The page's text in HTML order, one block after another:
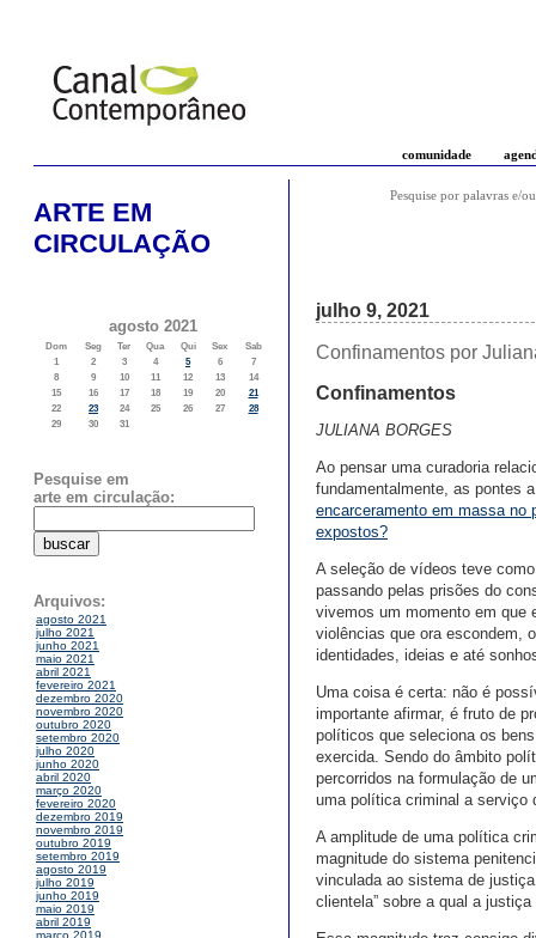
comunidade
ARTE EM
CIRCULAÇÃO
agosto 2021
Dom Seg Ter Qua Qui Sex
Sab
1
2 3 4 5 6
7
8
9 10 11 12 13
14
15
16 17 18 19 20
21
22
23 24 25 26 27
28
29
30 31
Pesquise em
arte em circulação:
Arquivos:
agosto 2021
julho 2021
junho 2021
maio 2021
abril 2021
fevereiro 2021
dezembro 2020
novembro 2020
outubro 2020
setembro 2020
julho 2020
junho 2020
abril 2020
março 2020
fevereiro 2020
dezembro 2019
novembro 2019
outubro 2019
setembro 2019
agosto 2019
julho 2019
junho 2019
maio 2019
abril 2019
Pesquise por palavras e/
julho 9, 2021
Confinamentos por
Confinamentos
JULIANA BORGES
Ao pensar uma curadoria
fundamentalmente, as pontes
encarceramento em massa no
expostos?
A seleção de vídeos teve
passando pelas prisões do
vivemos um momento em que
violências que ora escondem,
identidades, ideias e até
Uma coisa é certa: não é
importante afirmar, é fruto de
políticos que seleciona os
exercida. Sendo do âmbito
percorridos na formulação de
uma política criminal a serviço
A amplitude de uma política
magnitude do sistema
vinculada ao sistema de
clientela” sobre a qual a